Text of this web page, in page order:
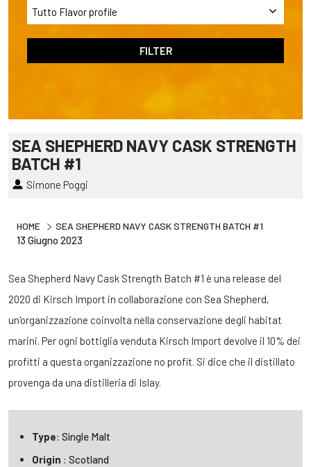
SEA SHEPHERD NAVY CASK STRENGTH
BATCH #1
Simone Poggi
HOME SEA SHEPHERD NAVY CASK STRENGTH BATCH #1
13 Giugno 2023
Sea Shepherd Navy Cask Strength Batch #1 è una release del
2020 di Kirsch Import in collaborazione con Sea Shepherd,
un'organizzazione coinvolta nella conservazione degli habitat
marini. Per ogni bottiglia venduta Kirsch Import devolve il 10% dei
profitti a questa organizzazione no profit. Si dice che il distillato
provenga da una distilleria di Islay.
Type: Single Malt
Origin : Scotland